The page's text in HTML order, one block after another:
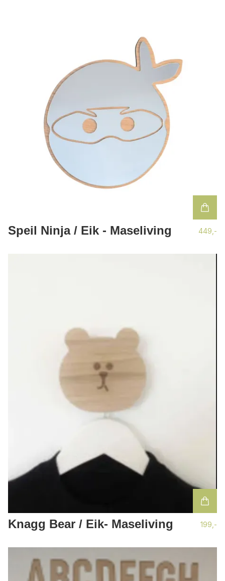
Speil Ninja / Eik - Maseliving 449,-
Knagg Bear / Eik- Maseliving 199,-